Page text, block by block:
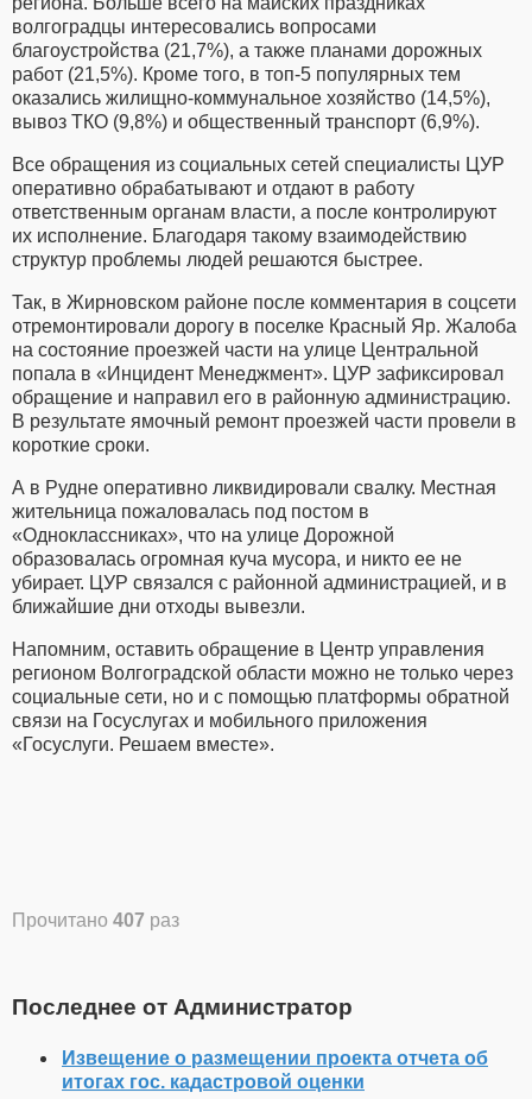
волгоградцы интересовались вопросами
благоустройства (21,7%), а также планами дорожных
работ (21,5%). Кроме того, в топ-5 популярных тем
оказались жилищно-коммунальное хозяйство (14,5%),
вывоз ТКО (9,8%) и общественный транспорт (6,9%).
Все обращения из социальных сетей специалисты ЦУР
оперативно обрабатывают и отдают в работу
ответственным органам власти, а после контролируют
их исполнение. Благодаря такому взаимодействию
структур проблемы людей решаются быстрее.
Так, в Жирновском районе после комментария в соцсети
отремонтировали дорогу в поселке Красный Яр. Жалоба
на состояние проезжей части на улице Центральной
попала в «Инцидент Менеджмент». ЦУР зафиксировал
обращение и направил его в районную администрацию.
В результате ямочный ремонт проезжей части провели в
короткие сроки.
А в Рудне оперативно ликвидировали свалку. Местная
жительница пожаловалась под постом в
«Одноклассниках», что на улице Дорожной
образовалась огромная куча мусора, и никто ее не
убирает. ЦУР связался с районной администрацией, и в
ближайшие дни отходы вывезли.
Напомним, оставить обращение в Центр управления
регионом Волгоградской области можно не только через
социальные сети, но и с помощью платформы обратной
связи на Госуслугах и мобильного приложения
«Госуслуги. Решаем вместе».
Прочитано 407 раз
Последнее от Администратор
Извещение о размещении проекта отчета об
итогах гос. кадастровой оценки